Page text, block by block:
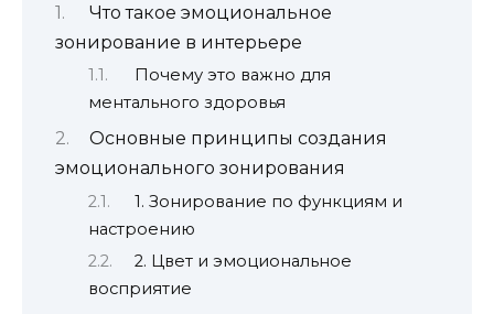
Что такое эмоциональное
зонирование в интерьере
Почему это важно для
ментального здоровья
Основные принципы создания
эмоционального зонирования
1. Зонирование по функциям и
настроению
2. Цвет и эмоциональное
восприятие